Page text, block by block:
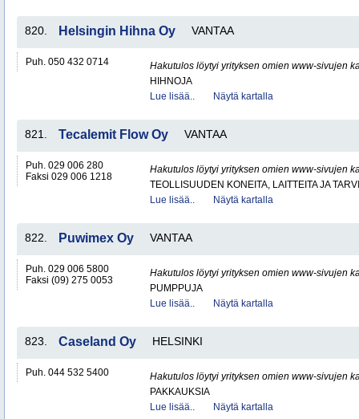
820. Helsingin Hihna Oy VANTAA
Puh. 050 432 0714
Hakutulos löytyi yrityksen omien www-sivujen
HIHNOJA
Lue lisää..
Näytä kartalla
821. Tecalemit Flow Oy VANTAA
Puh. 029 006 280
Faksi 029 006 1218
Hakutulos löytyi yrityksen omien www-sivujen
TEOLLISUUDEN KONEITA, LAITTEITA JA
Lue lisää..
Näytä kartalla
822. Puwimex Oy VANTAA
Puh. 029 006 5800
Faksi (09) 275 0053
Hakutulos löytyi yrityksen omien www-sivujen
PUMPPUJA
Lue lisää..
Näytä kartalla
823. Caseland Oy HELSINKI
Puh. 044 532 5400
Hakutulos löytyi yrityksen omien www-sivujen
PAKKAUKSIA
Lue lisää..
Näytä kartalla